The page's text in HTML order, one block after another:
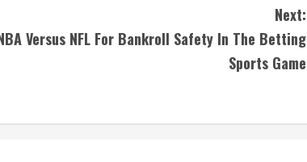
Next:
Versus NFL For Bankroll Safety In The Betting
Sports Game